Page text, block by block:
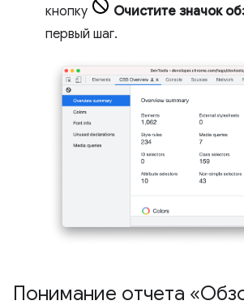
кнопку
Очистите значок
первый шаг.
Понимание отчета